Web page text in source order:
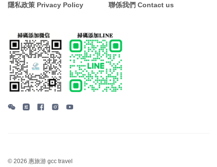
隱私政策 Privacy Policy 聯係我們 Contact us
© 2026 惠旅游 gcc travel